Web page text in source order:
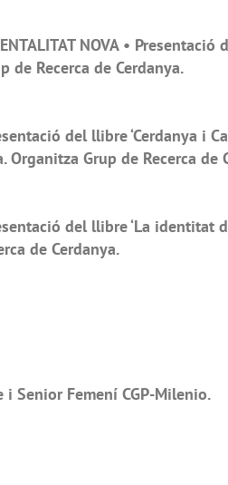
NOVA •
de Recerca de Cerdanya.
del llibre ‘Cerdanya i
Organitza Grup de Recerca de
del llibre ‘La identitat
de Cerdanya.
i Senior Femení CGP-Milenio.